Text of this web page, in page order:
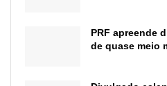
PRF apreende
de quase meio